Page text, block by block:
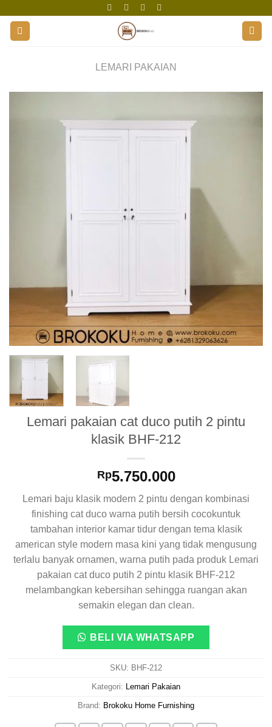
content
LEMARI PAKAIAN
Lemari pakaian cat duco putih 2 pintu
klasik BHF-212
Rp5.750.000
Lemari baju klasik modern 2 pintu dengan kombinasi
finishing cat duco warna putih bersih cocokuntuk
tambahan interior kamar tidur dengan tema klasik
american style modern masa kini yang tidak mengusung
terlalu banyak ornamen, warna putih pada produk Lemari
pakaian cat duco putih 2 pintu klasik BHF-212
melambangkan kebersihan sehingga ruangan akan
semakin elegan dan clean.
BELI VIA WHATSAPP
SKU: BHF-212
Kategori: Lemari Pakaian
Brand: Brokoku Home Furnishing